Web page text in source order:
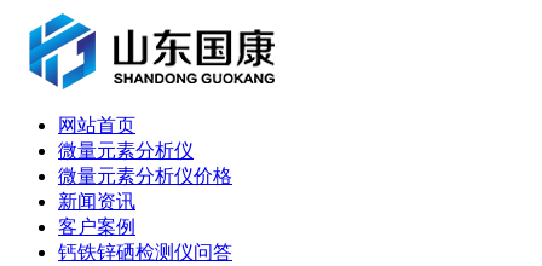
网站首页
微量元素分析仪
微量元素分析仪价格
新闻资讯
客户案例
钙铁锌硒检测仪问答